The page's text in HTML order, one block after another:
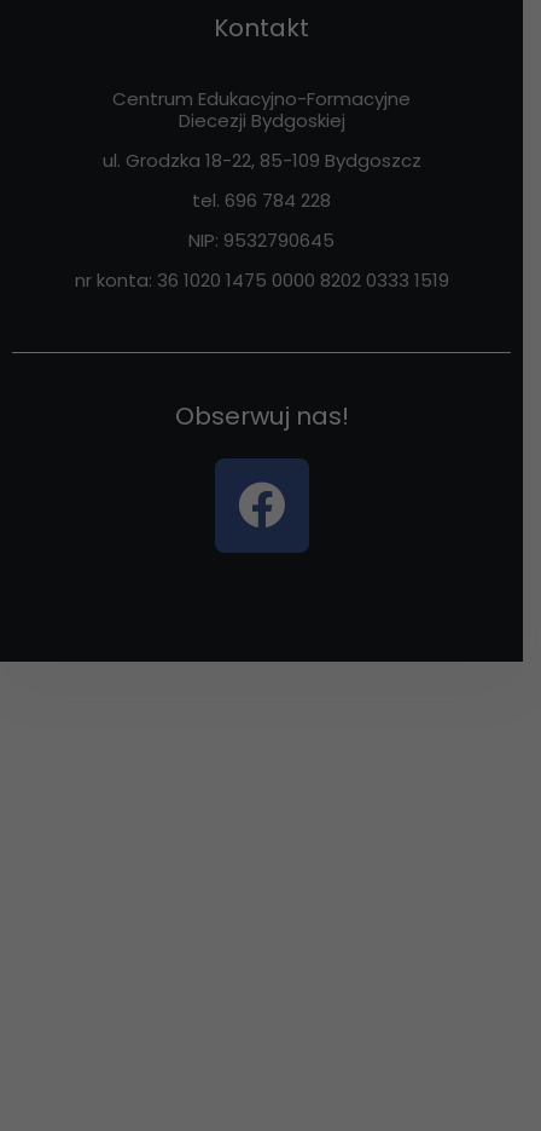
Kontakt
Centrum Edukacyjno-Formacyjne
Diecezji Bydgoskiej
ul. Grodzka 18-22, 85-109 Bydgoszcz
tel. 696 784 228
NIP: 9532790645
nr konta: 36 1020 1475 0000 8202 0333 1519
Obserwuj nas!